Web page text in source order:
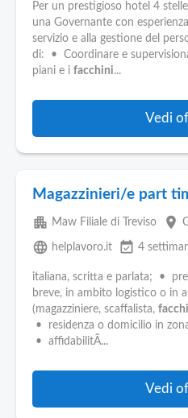
Per un prestigioso hotel 4
una Governante con
servizio e alla gestione del
di: • Coordinare e
piani e i facchini...
Vedi
Magazzinieri/e part
apartment Maw Filiale di Treviso place
language helplavoro.it event_available 4
italiana, scritta e parlata; •
breve, in ambito logistico o in
(magazziniere, scaffalista,
• residenza o domicilio in
• affidabilitÃ...
Vedi